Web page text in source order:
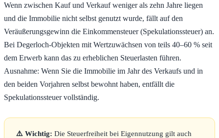
Wenn zwischen Kauf und Verkauf weniger als zehn Jahre liegen
und die Immobilie nicht selbst genutzt wurde, fällt auf den
Veräußerungsgewinn die Einkommensteuer (Spekulationssteuer) an.
Bei Degerloch-Objekten mit Wertzuwächsen von teils 40–60 % seit
dem Erwerb kann das zu erheblichen Steuerlasten führen.
Ausnahme: Wenn Sie die Immobilie im Jahr des Verkaufs und in
den beiden Vorjahren selbst bewohnt haben, entfällt die
Spekulationssteuer vollständig.
⚠️ Wichtig: Die Steuerfreiheit bei Eigennutzung gilt auch